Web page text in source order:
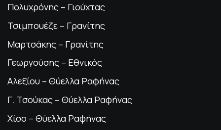
Πολυχρόνης – Γιούχτας
Τσιμπουέζε – Γρανίτης
Μαρτσάκης – Γρανίτης
Γεωργούσης – Εθνικός
Αλεξίου – Θύελλα Ραφήνας
Γ. Τσούκας – Θύελλα Ραφήνας
Χίσο – Θύελλα Ραφήνας